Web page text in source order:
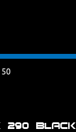
290 Black